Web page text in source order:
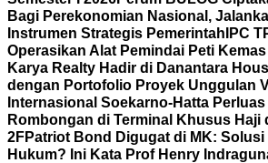
Bagi Perekonomian Nasional,
Instrumen Strategis Pemerintah IPC
Operasikan Alat Pemindai Peti
Karya Realty Hadir di Danantara
dengan Portofolio Proyek Unggulan
Internasional Soekarno-Hatta
Rombongan di Terminal Khusus Haji
2FPatriot Bond Digugat di MK: Solusi
Hukum? Ini Kata Prof Henry